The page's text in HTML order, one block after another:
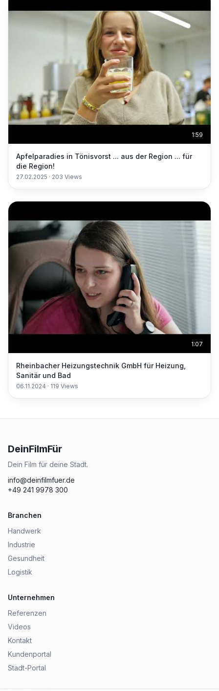
1:59
Apfelparadies in Tönisvorst ... aus der Region ... für
die Region!
27.02.2025 · 203 Views
1:07
Rheinbacher Heizungstechnik GmbH für Heizung,
Sanitär und Bad
06.11.2024 · 119 Views
DeinFilmFür
Dein Film für deine Stadt.
info@deinfilmfuer.de
+49 241 9978 300
Branchen
Handwerk
Industrie
Gesundheit
Logistik
Unternehmen
Referenzen
Videos
Kontakt
Kundenportal
Stadt-Portal